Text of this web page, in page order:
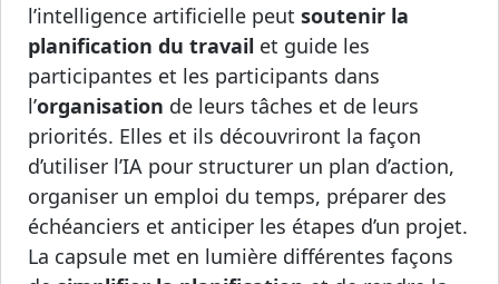
l’intelligence artificielle peut soutenir la
planification du travail et guide les
participantes et les participants dans
l’organisation de leurs tâches et de leurs
priorités. Elles et ils découvriront la façon
d’utiliser l’IA pour structurer un plan d’action,
organiser un emploi du temps, préparer des
échéanciers et anticiper les étapes d’un projet.
La capsule met en lumière différentes façons